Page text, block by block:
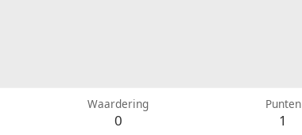
Waardering
0
Punten
1